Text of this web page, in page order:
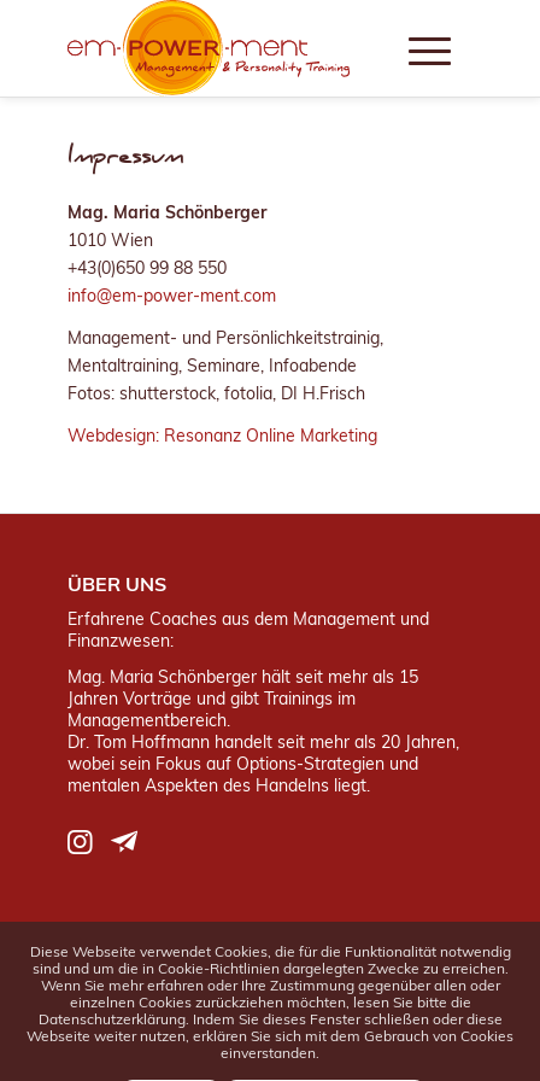
Impressum
Mag. Maria Schönberger
1010 Wien
+43(0)650 99 88 550
info@em-power-ment.com
Management- und Persönlichkeitstrainig,
Mentaltraining, Seminare, Infoabende
Fotos: shutterstock, fotolia, DI H.Frisch
Webdesign: Resonanz Online Marketing
ÜBER UNS
Erfahrene Coaches aus dem Management und
Finanzwesen:
Mag. Maria Schönberger hält seit mehr als 15
Jahren Vorträge und gibt Trainings im
Managementbereich.
Dr. Tom Hoffmann handelt seit mehr als 20 Jahren,
wobei sein Fokus auf Options-Strategien und
mentalen Aspekten des Handelns liegt.
Management- und Persönlichkeitstrainings
Mentales Training für Trader /-innen
Sonstige Trainingsangebote
Diese Webseite verwendet Cookies, die für die Funktionalität notwendig
sind und um die in Cookie-Richtlinien dargelegten Zwecke zu erreichen.
Wenn Sie mehr erfahren oder Ihre Zustimmung gegenüber allen oder
einzelnen Cookies zurückziehen möchten, lesen Sie bitte die
Datenschutzerklärung. Indem Sie dieses Fenster schließen oder diese
Webseite weiter nutzen, erklären Sie sich mit dem Gebrauch von Cookies
einverstanden.